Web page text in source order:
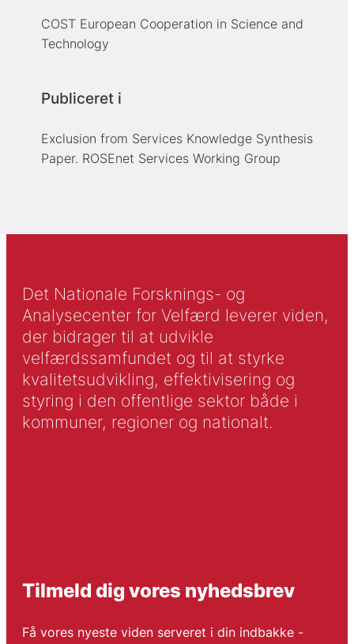
COST European Cooperation in Science and
Technology
Publiceret i
Exclusion from Services Knowledge Synthesis
Paper. ROSEnet Services Working Group
Det Nationale Forsknings- og
Analysecenter for Velfærd leverer viden,
der bidrager til at udvikle
velfærdssamfundet og til at styrke
kvalitetsudvikling, effektivisering og
styring i den offentlige sektor både i
kommuner, regioner og nationalt.
Tilmeld dig vores nyhedsbrev
Få vores nyeste viden serveret i din indbakke -